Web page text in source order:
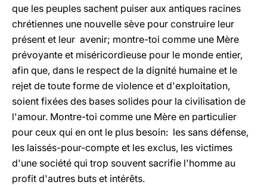
que les peuples sachent puiser aux antiques racines
chrétiennes une nouvelle sève pour construire leur
présent et leur avenir; montre-toi comme une Mère
prévoyante et miséricordieuse pour le monde entier,
afin que, dans le respect de la dignité humaine et le
rejet de toute forme de violence et d'exploitation,
soient fixées des bases solides pour la civilisation de
l'amour. Montre-toi comme une Mère en particulier
pour ceux qui en ont le plus besoin: les sans défense,
les laissés-pour-compte et les exclus, les victimes
d'une société qui trop souvent sacrifie l'homme au
profit d'autres buts et intérêts.